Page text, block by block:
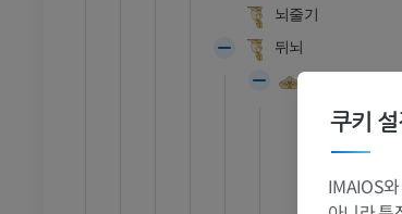
뇌줄기
뒤뇌
소뇌이랑
소뇌고랑
소뇌계곡
쿠키 설
IMAIOS